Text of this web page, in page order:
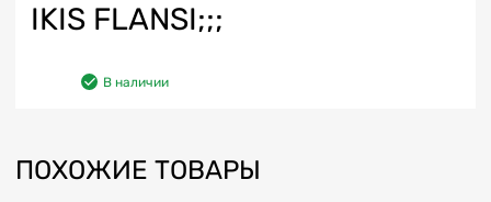
IKIS FLANSI;;;
В наличии
ПОХОЖИЕ ТОВАРЫ